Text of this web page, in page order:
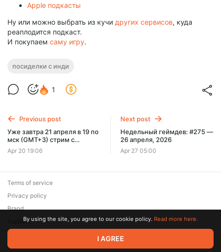
Apple подкасты
Ну или можно выбрать из кучи других сервисов, куда
реаплодится подкаст.
И покупаем саму игру.
посиделки с инди
1
Previous post
Уже завтра 21 апреля в 19 по
мск (GMT+3) стрим с
геймдизайнером REPLACED
Apr 20 19:06
Next post
Недельный геймдев: #275 —
26 апреля, 2026
Apr 27 05:00
© 2026 Zaya Solutions Limited. All rights reserved. All trademarks
are the property of their respective owners.
Terms of service
Privacy policy
Brand
SupportBy using the site, you agree to our cookie policy. Read more here.
I AGREE